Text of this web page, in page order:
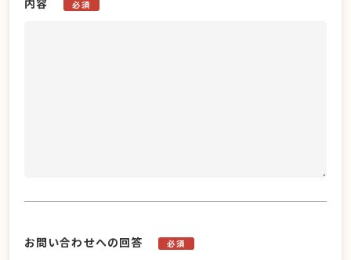
内容
必須
お問い合わせへの回答 必須